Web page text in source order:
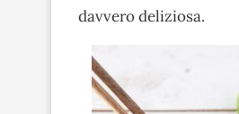
davvero deliziosa.